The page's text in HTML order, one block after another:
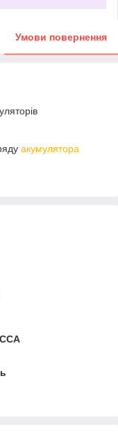
Умови повернення
акумулятора